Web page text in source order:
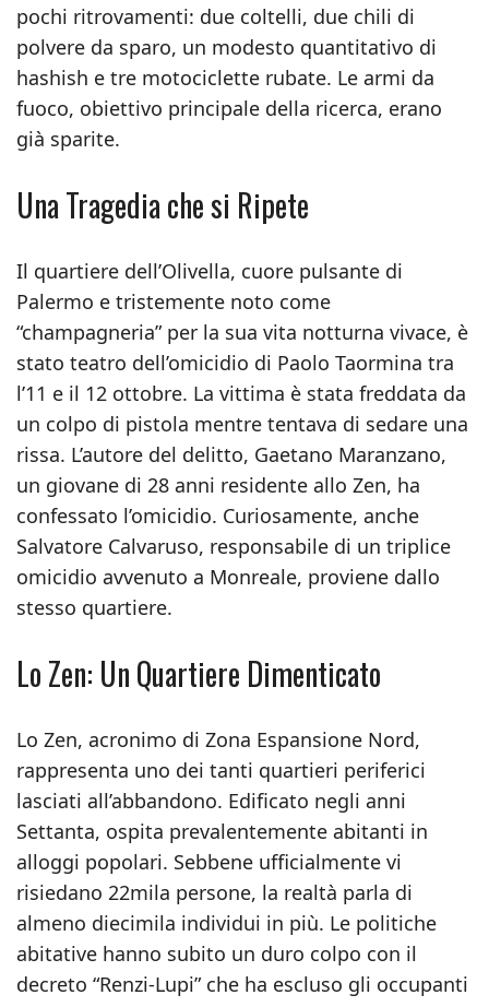
pochi ritrovamenti: due coltelli, due chili di
polvere da sparo, un modesto quantitativo di
hashish e tre motociclette rubate. Le armi da
fuoco, obiettivo principale della ricerca, erano
già sparite.
Una Tragedia che si Ripete
Il quartiere dell’Olivella, cuore pulsante di
Palermo e tristemente noto come
“champagneria” per la sua vita notturna vivace, è
stato teatro dell’omicidio di Paolo Taormina tra
l’11 e il 12 ottobre. La vittima è stata freddata da
un colpo di pistola mentre tentava di sedare una
rissa. L’autore del delitto, Gaetano Maranzano,
un giovane di 28 anni residente allo Zen, ha
confessato l’omicidio. Curiosamente, anche
Salvatore Calvaruso, responsabile di un triplice
omicidio avvenuto a Monreale, proviene dallo
stesso quartiere.
Lo Zen: Un Quartiere Dimenticato
Lo Zen, acronimo di Zona Espansione Nord,
rappresenta uno dei tanti quartieri periferici
lasciati all’abbandono. Edificato negli anni
Settanta, ospita prevalentemente abitanti in
alloggi popolari. Sebbene ufficialmente vi
risiedano 22mila persone, la realtà parla di
almeno diecimila individui in più. Le politiche
abitative hanno subito un duro colpo con il
decreto “Renzi-Lupi” che ha escluso gli occupanti